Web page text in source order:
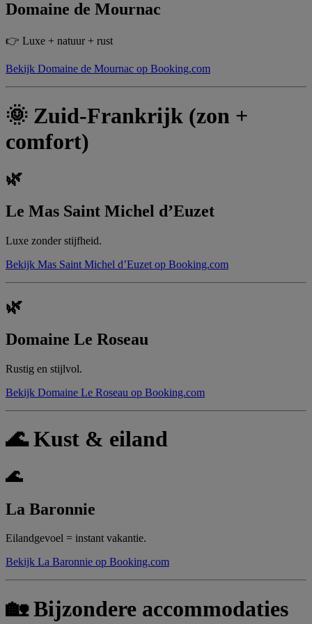
Domaine de Mournac
👉 Luxe + natuur + rust
Bekijk Domaine de Mournac op Booking.com
🌞 Zuid-Frankrijk (zon +
comfort)
🌿
Le Mas Saint Michel d’Euzet
Luxe zonder stijfheid.
Bekijk Mas Saint Michel d’Euzet op Booking.com
🌿
Domaine Le Roseau
Rustig en stijlvol.
Bekijk Domaine Le Roseau op Booking.com
🌊 Kust & eiland
🌊
La Baronnie
Eilandgevoel = instant vakantie.
Bekijk La Baronnie op Booking.com
🏡 Bijzondere accommodaties